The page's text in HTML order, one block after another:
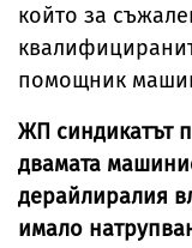
който за
помощник
ЖП синдикатът
двамата
дерайлиралия
имало